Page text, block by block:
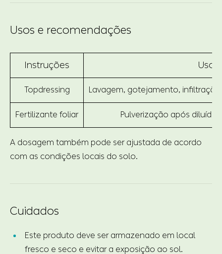
Usos e recomendações
Instruções Uso
Topdressing Lavagem, gotejamento,
Fertilizante foliar Pulverização após diluído
A dosagem também pode ser ajustada de acordo
com as condições locais do solo.
Cuidados
Este produto deve ser armazenado em local
fresco e seco e evitar a exposição ao sol.